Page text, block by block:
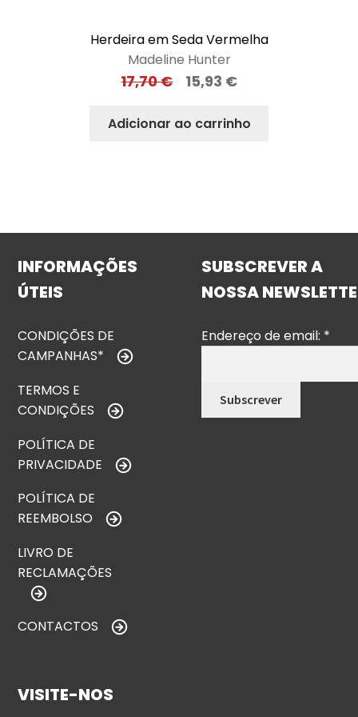
Herdeira em Seda Vermelha
Madeline Hunter
17,70€ 15,93 €
Adicionar ao carrinho
INFORMAÇÕES
ÚTEIS
CONDIÇÕES DE
CAMPANHAS*
TERMOS E
CONDIÇÕES
POLÍTICA DE
PRIVACIDADE
POLÍTICA DE
REEMBOLSO
LIVRO DE
RECLAMAÇÕES
CONTACTOS
SUBSCREVER A
NOSSA
Endereço de email: *
VISITE-NOS